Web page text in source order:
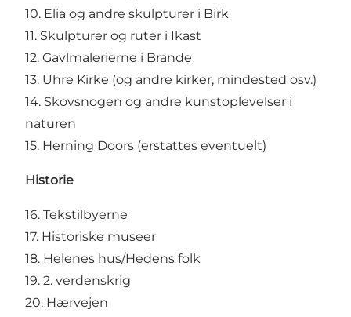
10. Elia og andre skulpturer i Birk
11. Skulpturer og ruter i Ikast
12. Gavlmalerierne i Brande
13. Uhre Kirke (og andre kirker, mindested osv.)
14. Skovsnogen og andre kunstoplevelser i
naturen
15. Herning Doors (erstattes eventuelt)
Historie
16. Tekstilbyerne
17. Historiske museer
18. Helenes hus/Hedens folk
19. 2. verdenskrig
20. Hærvejen